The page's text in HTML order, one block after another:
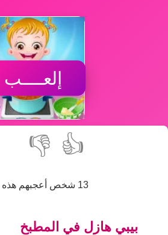
إلعــــب
👍
👎
13 شخص أعجبهم هذه اللعبة، انضم إليهم!
بيبي هازل في المطبخ